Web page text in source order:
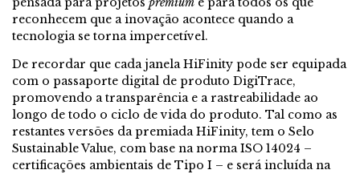
reconhecem que a inovação acontece quando a
tecnologia se torna impercetível.
De recordar que cada janela HiFinity pode ser equipada
com o passaporte digital de produto DigiTrace,
promovendo a transparência e a rastreabilidade ao
longo de todo o ciclo de vida do produto. Tal como as
restantes versões da premiada HiFinity, tem o Selo
Sustainable Value, com base na norma ISO 14024 –
certificações ambientais de Tipo I – e será incluída na